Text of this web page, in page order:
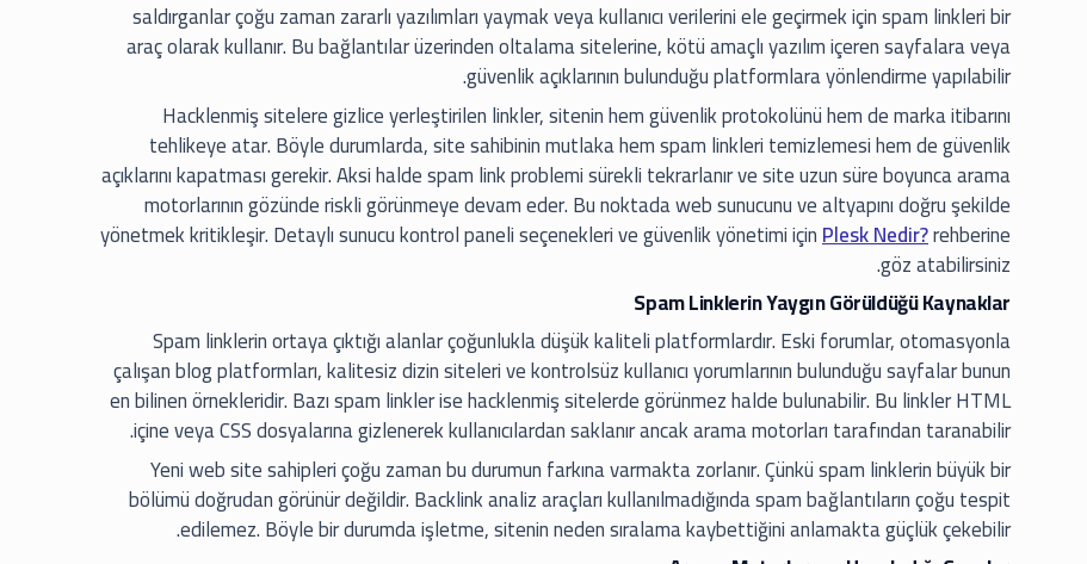
saldırganlar çoğu zaman zararlı yazılımları yaymak veya kullanıcı verilerini ele geçirmek için spam linkleri bir
araç olarak kullanır. Bu bağlantılar üzerinden oltalama sitelerine, kötü amaçlı yazılım içeren sayfalara veya
güvenlik açıklarının bulunduğu platformlara yönlendirme yapılabilir.
Hacklenmiş sitelere gizlice yerleştirilen linkler, sitenin hem güvenlik protokolünü hem de marka itibarını
tehlikeye atar. Böyle durumlarda, site sahibinin mutlaka hem spam linkleri temizlemesi hem de güvenlik
açıklarını kapatması gerekir. Aksi halde spam link problemi sürekli tekrarlanır ve site uzun süre boyunca arama
motorlarının gözünde riskli görünmeye devam eder. Bu noktada web sunucunu ve altyapını doğru şekilde
yönetmek kritikleşir. Detaylı sunucu kontrol paneli seçenekleri ve güvenlik yönetimi içinPlesk Nedir?rehberine
göz atabilirsiniz.
Spam Linklerin Yaygın Görüldüğü Kaynaklar
Spam linklerin ortaya çıktığı alanlar çoğunlukla düşük kaliteli platformlardır. Eski forumlar, otomasyonla
çalışan blog platformları, kalitesiz dizin siteleri ve kontrolsüz kullanıcı yorumlarının bulunduğu sayfalar bunun
en bilinen örnekleridir. Bazı spam linkler ise hacklenmiş sitelerde görünmez halde bulunabilir. Bu linkler HTML
içine veya CSS dosyalarına gizlenerek kullanıcılardan saklanır ancak arama motorları tarafından taranabilir.
Yeni web site sahipleri çoğu zaman bu durumun farkına varmakta zorlanır. Çünkü spam linklerin büyük bir
bölümü doğrudan görünür değildir. Backlink analiz araçları kullanılmadığında spam bağlantıların çoğu tespit
edilemez. Böyle bir durumda işletme, sitenin neden sıralama kaybettiğini anlamakta güçlük çekebilir.